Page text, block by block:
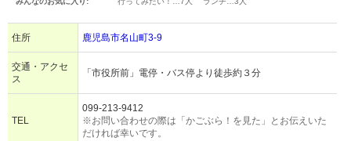
住所 鹿児島市名山町3-9
交通・アクセ
ス
「市役所前」電停・バス停より徒歩約３分
TEL
099-213-9412
※お問い合わせの際は「かごぶら！を見た」とお伝えいた
だければ幸いです。